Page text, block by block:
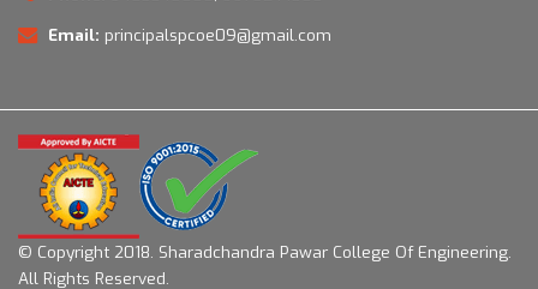
Email: principalspcoe09@gmail.com
© Copyright 2018. Sharadchandra Pawar College Of Engineering.
All Rights Reserved.